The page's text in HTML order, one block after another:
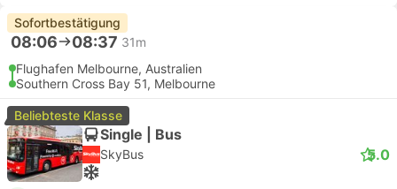
Sofortbestätigung
08:06 08:37 31m
Flughafen Melbourne, Australien
Southern Cross Bay 51, Melbourne
Beliebteste Klasse
Single | Bus
SkyBus 5.0